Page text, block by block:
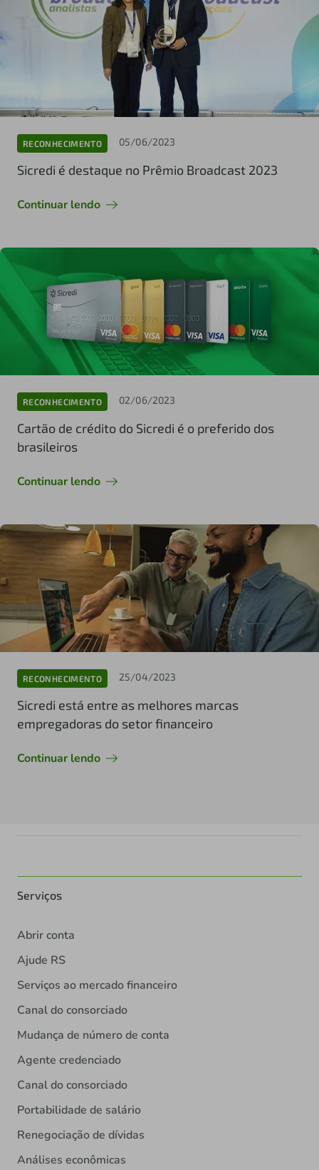
RECONHECIMENTO 05/06/2023
Sicredi é destaque no Prêmio Broadcast 2023
Continuar lendo
RECONHECIMENTO 02/06/2023
Cartão de crédito do Sicredi é o preferido dos
brasileiros
Continuar lendo
RECONHECIMENTO 25/04/2023
Sicredi está entre as melhores marcas
empregadoras do setor financeiro
Continuar lendo
Serviços
Abrir conta
Ajude RS
Serviços ao mercado financeiro
Canal do consorciado
Mudança de número de conta
Agente credenciado
Canal do consorciado
Portabilidade de salário
Renegociação de dívidas
Análises econômicas